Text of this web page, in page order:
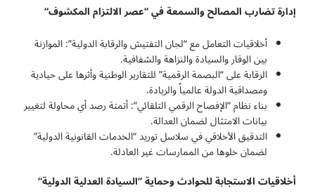
إدارة تضارب المصالح والسمعة في “عصر الالتزام المكشوف“
أخلاقيات التعامل مع “لجان التفتيش والرقابة الدولية”: الموازنة
بين الوقار والسيادة والنزاهة والشفافية.
الرقابة على “البصمة الرقمية” للتقارير الوطنية وأثرها على حيادية
ومصداقية الدولة عالمياً والريادة.
بناء نظام “الإفصاح الرقمي التلقائي”: أتمتة رصد أي محاولة لتغيير
بيانات الامتثال لضمان العدالة.
التدقيق الأخلاقي في سلاسل توريد “الخدمات القانونية الدولية”
لضمان خلوها من الممارسات غير العادلة.
أخلاقيات الاستجابة للحوادث وحماية “السيادة العدلية الدولية“